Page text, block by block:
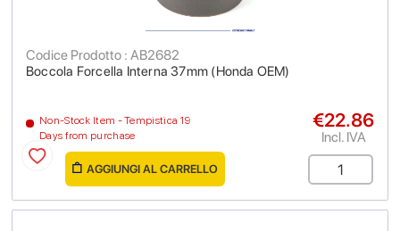
Boccola Forcella Interna 37mm (Honda OEM)
Codice Prodotto : AB2682
Non-Stock Item - Tempistica 19
Days from purchase
€22.86
Incl. IVA
AGGIUNGI AL CARRELLO